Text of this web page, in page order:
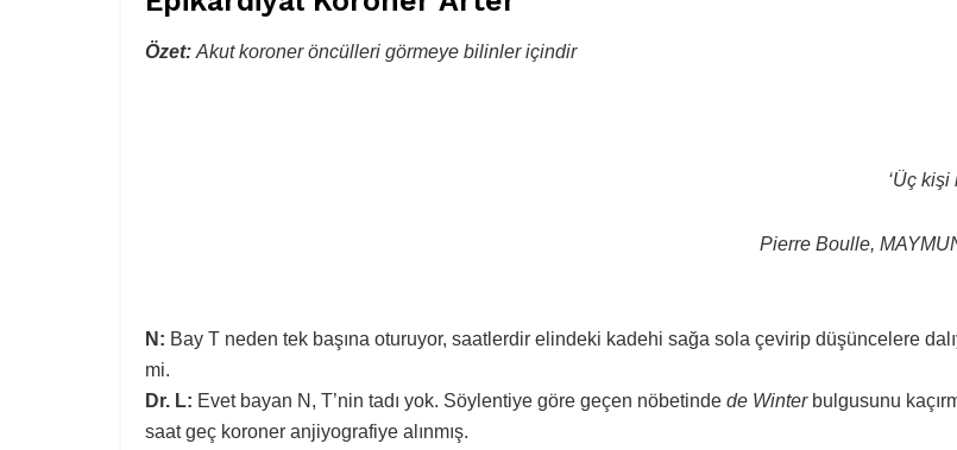
Özet: Akut koroner öncülleri görmeye bilinler içindir
‘Üç kişi
Pierre Boulle,
N: Bay T neden tek başına oturuyor, saatlerdir elindeki kadehi sağa sola çevirip düşüncelere
mi.
Dr. L: Evet bayan N, T’nin tadı yok. Söylentiye göre geçen nöbetinde de Winterbulgusunu
saat geç koroner anjiyografiye alınmış.